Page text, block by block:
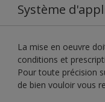
Système
La mise en oeuvre
conditions et
Pour toute précision
de bien vouloir vous